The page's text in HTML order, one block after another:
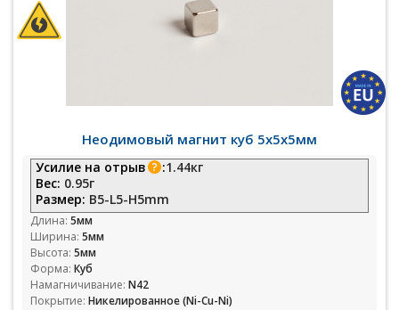
Неодимовый магнит куб 5х5х5мм
Усилие на отрыв :1.44кг
Вес: 0.95г
Размер: B5-L5-H5mm
Длина: 5мм
Ширина: 5мм
Высота: 5мм
Форма: Куб
Намагничивание: N42
Покрытие: Никелированное (Ni-Cu-Ni)